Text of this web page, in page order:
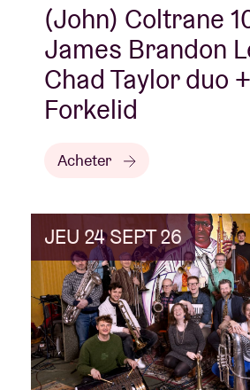
(John) Coltrane
James Brandon
Chad Taylor duo
Forkelid
Acheter
JEU 24 SEPT 26